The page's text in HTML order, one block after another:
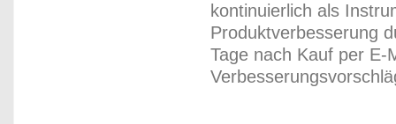
kontinuierlich als
Produktverbesserung
Tage nach Kauf per E-